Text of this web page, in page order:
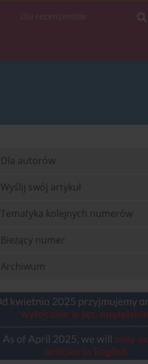
Dla recenzentów
Dla autorów
Wyślij swój artykuł
Tematyka kolejnych numerów
Bieżący numer
Archiwum